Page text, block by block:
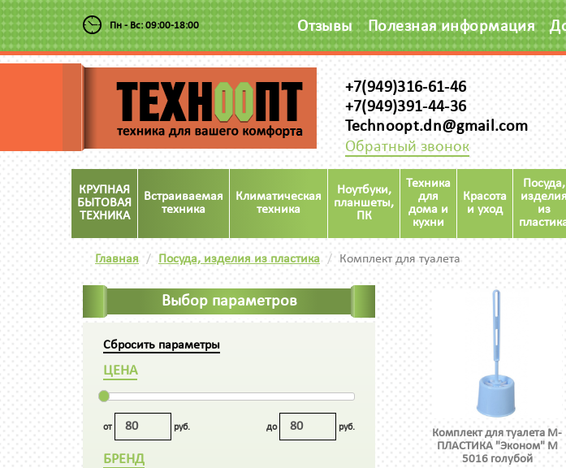
Пн - Вс: 09:00-18:00 Отзывы Полезная информация
+7(949)316-61-46
+7(949)391-44-36
Technoopt.dn@gmail.com
Обратный звонок
КРУПНАЯ
БЫТОВАЯ
ТЕХНИКА
Встраиваемая
техника
Климатическая
техника
Ноутбуки,
планшеты,
ПК
Техника
для
дома и
кухни
Красота
и уход
Посуда,
изделия
из
Главная Посуда, изделия из пластика Комплект для туалета
Выбор параметров
Сбросить параметры
ЦЕНА
от руб. до руб.
БРЕНД
Комплект для туалета М-
ПЛАСТИКА "Эконом" М
5016 голубой